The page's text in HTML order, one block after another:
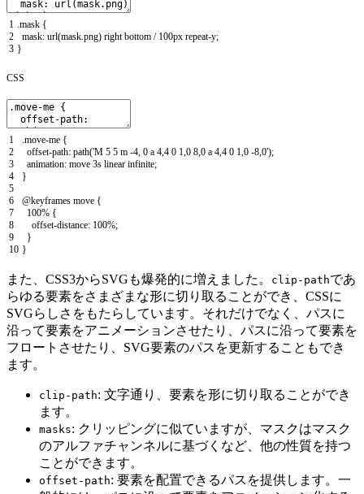
1
2
3
mask {
mask: url(mask png) right bottom / 100px repeat-y;
}
CSS
1
2
3
4
5
6
7
8
9
10
move-me {
offset-path: path('M 5 5 m -4, 0 a 4,4 0 1,0 8,0 a 4,4 0 1,0 -8,0');
animation: move 3s linear infinite;
}
@keyframes move {
100% {
offset-distance: 100%;
}
}
また、CSS3からSVGも爆発的に増えました。 clip-pathであ
らゆる要素をさまざまな形に切り取ることができ、CSSに
SVGらしさをもたらしています。それだけでなく、パスに
沿って要素をアニメーションさせたり、パスに沿って要素を
フロートさせたり、SVG要素のパスを更新することもでき
ます。
clip-path: 文字通り、要素を形に切り取ることができ
ます。
masks: クリッピングに似ていますが、マスクはマスク
のアルファチャンネルに基づくなど、他の性質を持つ
ことができます。
offset-path: 要素を配置できるパスを提供します。一